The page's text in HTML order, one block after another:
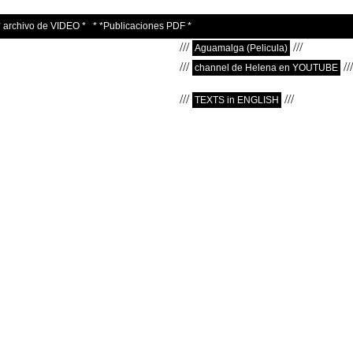
archivo de VIDEO * * *Publicaciones PDF *
/// Aguamalga (Pelicula) ///
/// channel de Helena en YOUTUBE ///
/// TEXTS in ENGLISH ///